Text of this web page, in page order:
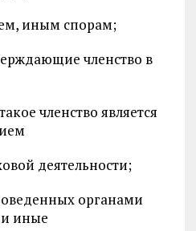
иным спорам;
членство в
членство является
деятельности;
органами
и иные